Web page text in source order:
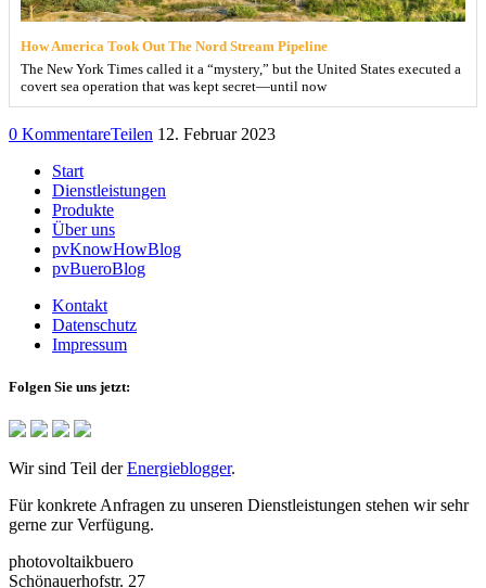
How America Took Out The Nord Stream Pipeline
The New York Times called it a “mystery,” but the United States executed a
covert sea operation that was kept secret—until now
0 KommentareTeilen 12. Februar 2023
Start
Dienstleistungen
Produkte
Über uns
pvKnowHowBlog
pvBueroBlog
Kontakt
Datenschutz
Impressum
Folgen Sie uns jetzt:
Wir sind Teil derEnergieblogger.
Für konkrete Anfragen zu unseren Dienstleistungen stehen wir sehr
gerne zur Verfügung.
photovoltaikbuero
Schönauerhofstr. 27